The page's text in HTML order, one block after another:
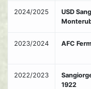
2024/2025
USD
2023/2024 AFC
2022/2023
1922